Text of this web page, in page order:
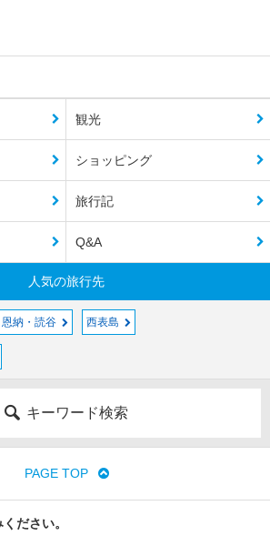
観光
ショッピング
旅行記
Q&A
人気の旅行先
恩納・読谷 西表島
キーワード検索
PAGE TOP
ださい。